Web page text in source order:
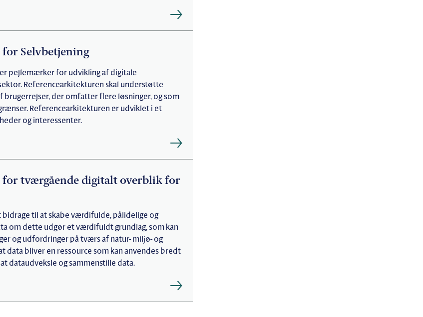
Selvbetjening
pejlemærker for udvikling af digitale
Referencearkitekturen skal understøtte
der omfatter flere løsninger, og som
Referencearkitekturen er udviklet i et
og interessenter.
tværgående digitalt overblik for
til at skabe værdifulde, pålidelige og
om dette udgør et værdifuldt grundlag, som kan
og udfordringer på tværs af natur- miljø- og
data bliver en ressource som kan anvendes bredt
dataudveksle og sammenstille data.